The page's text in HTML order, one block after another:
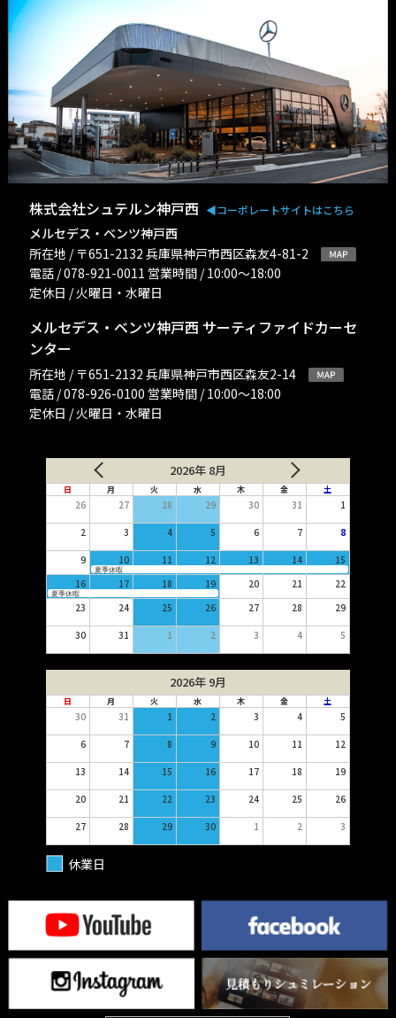
株式会社シュテルン神戸西 ◀︎コーポレートサイトはこちら
メルセデス・ベンツ神戸西
所在地 / 〒651-2132 兵庫県神戸市西区森友4-81-2
電話 / 078-921-0011 営業時間 / 10:00〜18:00
定休日 / 火曜日・水曜日
メルセデス・ベンツ神戸西 サーティファイドカーセ
ンター
所在地 / 〒651-2132 兵庫県神戸市西区森友2-14
電話 / 078-926-0100 営業時間 / 10:00〜18:00
定休日 / 火曜日・水曜日
2026年 8月
日 月 火 水 木 金 土
26 27 28 29 30 31 1
2 3 4 5 6 7 8
9 10 11 12 13 14 15
夏季休暇
16 17 18 19 20 21 22
夏季休暇
23 24 25 26 27 28 29
30 31 1 2 3 4 5
2026年 9月
日 月 火 水 木 金 土
30 31 1 2 3 4 5
6 7 8 9 10 11 12
13 14 15 16 17 18 19
20 21 22 23 24 25 26
27 28 29 30 1 2 3
休業日